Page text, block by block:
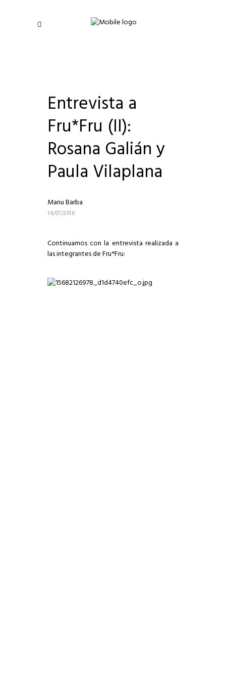
Entrevista a
Fru*Fru (II):
Rosana Galián y
Paula Vilaplana
Manu Barba
14/07/2016
Continuamos con la entrevista realizada a
las integrantes de Fru*Fru: